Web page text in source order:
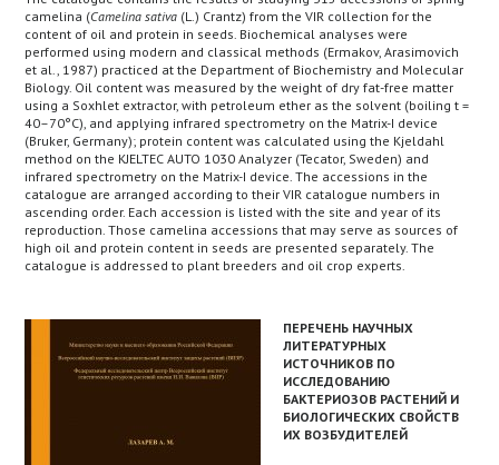
camelina (Camelina sativa (L.) Crantz) from the VIR collection for the
content of oil and protein in seeds. Biochemical analyses were
performed using modern and classical methods (Ermakov, Arasimovich
et al., 1987) practiced at the Department of Biochemistry and Molecular
Biology. Oil content was measured by the weight of dry fat-free matter
using a Soxhlet extractor, with petroleum ether as the solvent (boiling t =
40–70°С), and applying infrared spectrometry on the Matrix-I device
(Bruker, Germany); protein content was calculated using the Kjeldahl
method on the KJELTEC AUTO 1030 Analyzer (Tecator, Sweden) and
infrared spectrometry on the Matrix-I device. The accessions in the
catalogue are arranged according to their VIR catalogue numbers in
ascending order. Each accession is listed with the site and year of its
reproduction. Those camelina accessions that may serve as sources of
high oil and protein content in seeds are presented separately. The
catalogue is addressed to plant breeders and oil crop experts.
ПЕРЕЧЕНЬ НАУЧНЫХ
ЛИТЕРАТУРНЫХ
ИСТОЧНИКОВ ПО
ИССЛЕДОВАНИЮ
БАКТЕРИОЗОВ РАСТЕНИЙ И
БИОЛОГИЧЕСКИХ СВОЙСТВ
ИХ ВОЗБУДИТЕЛЕЙ